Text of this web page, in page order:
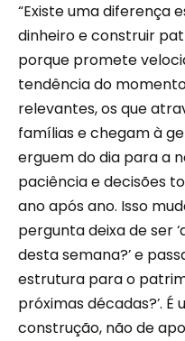
“Existe uma diferença
dinheiro e construir
porque promete
tendência do
relevantes, os que
famílias e chegam à
erguem do dia para a
paciência e decisões
ano após ano. Isso
pergunta deixa de ser
desta semana?’ e
estrutura para o
próximas décadas?’.
construção, não de